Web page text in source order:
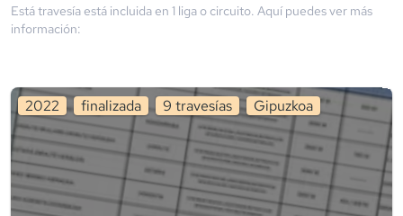
Está travesía está incluida en 1 liga o circuito. Aquí puedes ver más
información:
2022 finalizada 9 travesías Gipuzkoa